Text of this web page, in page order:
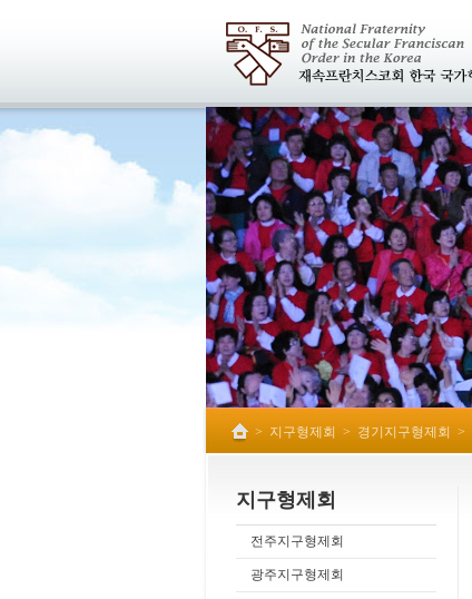
> 지구형제회 > 경기지구형제회 >
지구형제회
전주지구형제회
광주지구형제회